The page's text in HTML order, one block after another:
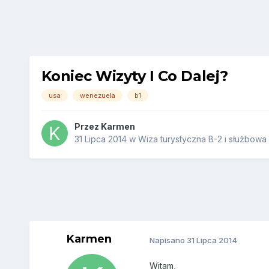
Koniec Wizyty I Co Dalej?
usa wenezuela b1
Przez Karmen
31 Lipca 2014w Wiza turystyczna B-2 i służbowa
Karmen Napisano 31 Lipca 2014
Witam,